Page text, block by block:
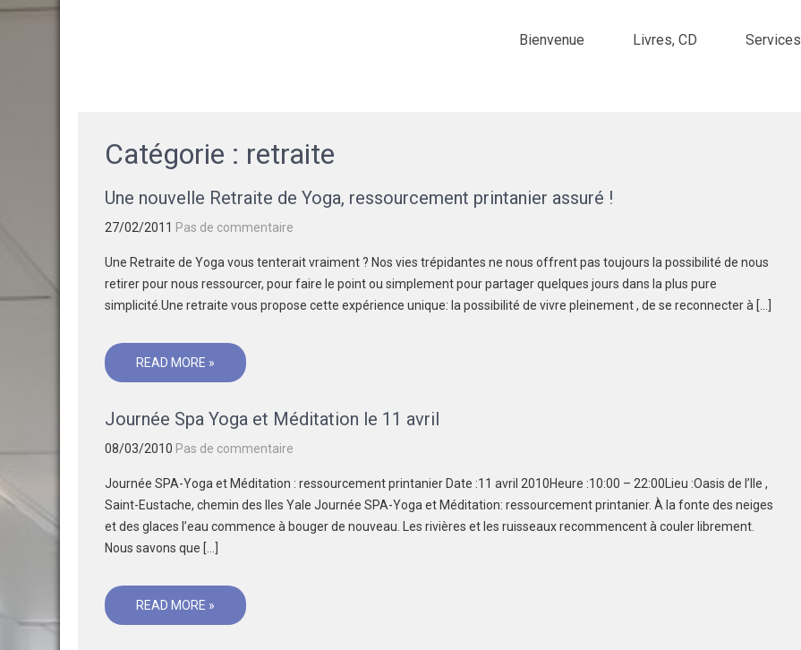
Skip
Bienvenue Livres, CD Services
Catégorie : retraite
Une nouvelle Retraite de Yoga, ressourcement printanier assuré !
27/02/2011 Pas de commentaire
Une Retraite de Yoga vous tenterait vraiment ? Nos vies trépidantes ne nous offrent pas toujours la possibilité de nous
retirer pour nous ressourcer, pour faire le point ou simplement pour partager quelques jours dans la plus pure
simplicité.Une retraite vous propose cette expérience unique: la possibilité de vivre pleinement , de se reconnecter à […]
READ MORE »
Journée Spa Yoga et Méditation le 11 avril
08/03/2010 Pas de commentaire
Journée SPA-Yoga et Méditation : ressourcement printanier Date :11 avril 2010Heure :10:00 – 22:00Lieu :Oasis de l’Ile ,
Saint-Eustache, chemin des Iles Yale Journée SPA-Yoga et Méditation: ressourcement printanier. À la fonte des neiges
et des glaces l’eau commence à bouger de nouveau. Les rivières et les ruisseaux recommencent à couler librement.
Nous savons que […]
READ MORE »